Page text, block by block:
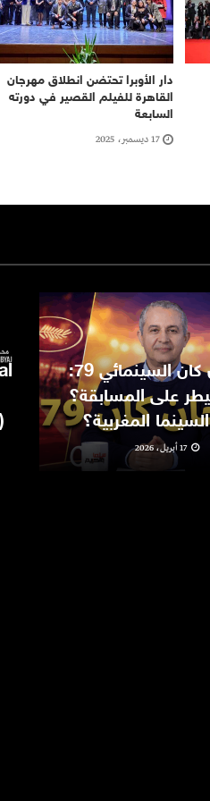
دار الأوبرا تحتضن انطلاق مهرجان
القاهرة للفيلم القصير في دورته
السابعة
17 ديسمبر، 2025
مهرجان كان السينمائي 79:
على المسابقة؟
المغربية؟
17 أبريل، 2026